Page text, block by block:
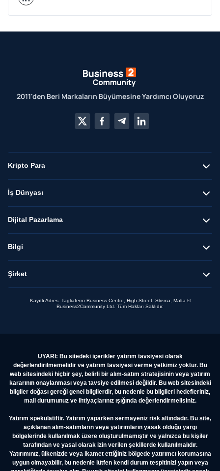
2011'den Beri Markaların Büyümesine Yardımcı Oluyoruz
Kripto Para
İş Dünyası
Dijital Pazarlama
Bilgi
Şirket
Kayıtlı Adres: Tagliaferro Business Centre, High Street, Sliema, Malta ©
Business2Community Ltd. Tüm Hakları Saklıdır.
UYARI: Bu sitedeki içerikler yatırım tavsiyesi olarak
değerlendirilmemelidir ve yatırım tavsiyesi verme yetkimiz yoktur. Bu
web sitesindeki hiçbir şey, belirli bir alım-satım stratejisinin veya yatırım
kararının onaylanması veya tavsiye edilmesi değildir. Bu web sitesindeki
bilgiler doğası gereği genel bilgilerdir, bu nedenle bu bilgileri hedefleriniz,
mali durumunuz ve ihtiyaçlarınız ışığında değerlendirmelisiniz.
Yatırım spekülatiftir. Yatırım yaparken sermayeniz risk altındadır. Bu site,
açıklanan alım-satımların veya yatırımların yasak olduğu yargı
bölgelerinde kullanılmak üzere oluşturulmamıştır ve yalnızca bu kişiler
tarafından ve yasal olarak izin verilen şekillerde kullanılmalıdır.
Yatırımınız, ülkenizde veya ikamet ettiğiniz bölgede yatırımcı korumasına
uygun olmayabilir, bu nedenle lütfen kendi durum tespitinizi yapın veya